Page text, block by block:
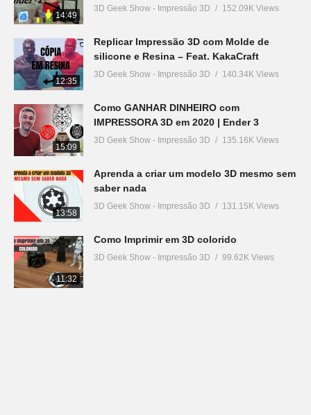
14:49
3D Geek Show - Impressão 3D 152.09K Views
12:35
Replicar Impressão 3D com Molde de
silicone e Resina – Feat. KakaCraft
3D Geek Show - Impressão 3D 140.34K Views
15:09
Como GANHAR DINHEIRO com
IMPRESSORA 3D em 2020 | Ender 3
3D Geek Show - Impressão 3D 135.16K Views
13:58
Aprenda a criar um modelo 3D mesmo sem
saber nada
3D Geek Show - Impressão 3D 131.15K Views
11:32
Como Imprimir em 3D colorido
3D Geek Show - Impressão 3D 99.62K Views